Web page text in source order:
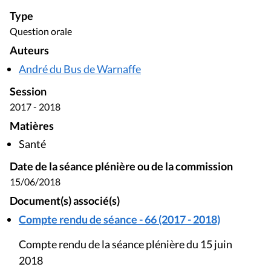
Type
Question orale
Auteurs
André du Bus de Warnaffe
Session
2017 - 2018
Matières
Santé
Date de la séance plénière ou de la commission
15/06/2018
Document(s) associé(s)
Compte rendu de séance - 66 (2017 - 2018)
Compte rendu de la séance plénière du 15 juin
2018